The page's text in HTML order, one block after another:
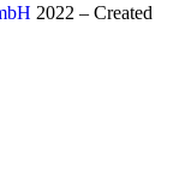
2022 – Created